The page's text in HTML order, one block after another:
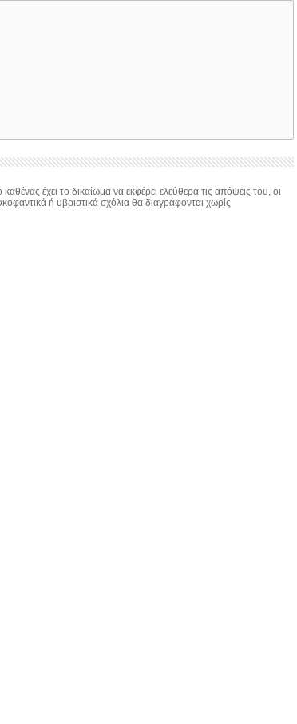
έχει το δικαίωμα να εκφέρει ελεύθερα τις απόψεις του, οι
ή υβριστικά σχόλια θα διαγράφονται χωρίς